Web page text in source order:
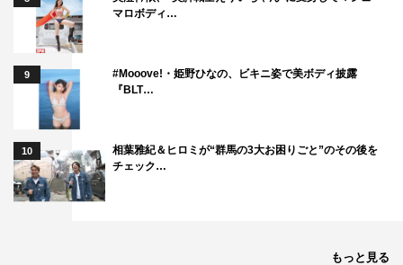
マロボディ…
9
#Mooove!・姫野ひなの、ビキニ姿で美ボディ披露
『BLT…
10
相葉雅紀＆ヒロミが“群馬の3大お困りごと”のその後を
チェック…
もっと見る